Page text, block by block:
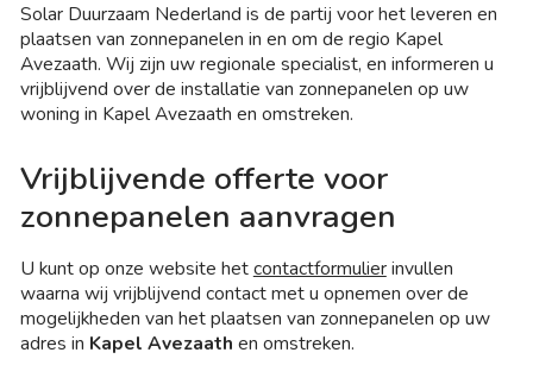
Solar Duurzaam Nederland is de partij voor het leveren en
plaatsen van zonnepanelen in en om de regio Kapel
Avezaath. Wij zijn uw regionale specialist, en informeren u
vrijblijvend over de installatie van zonnepanelen op uw
woning in Kapel Avezaath en omstreken.
Vrijblijvende offerte voor
zonnepanelen aanvragen
U kunt op onze website hetcontactformulierinvullen
waarna wij vrijblijvend contact met u opnemen over de
mogelijkheden van het plaatsen van zonnepanelen op uw
adres in Kapel Avezaath en omstreken.